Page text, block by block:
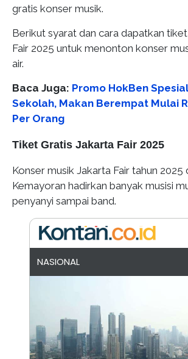
gratis konser musik.
Berikut syarat dan cara dapatkan
Fair 2025 untuk menonton konser
air.
Baca Juga: Promo HokBen
Sekolah, Makan Berempat Mulai
Per Orang
Tiket Gratis Jakarta Fair 2025
Konser musik Jakarta Fair tahun 2025
Kemayoran hadirkan banyak musisi
penyanyi sampai band.
NASIONAL